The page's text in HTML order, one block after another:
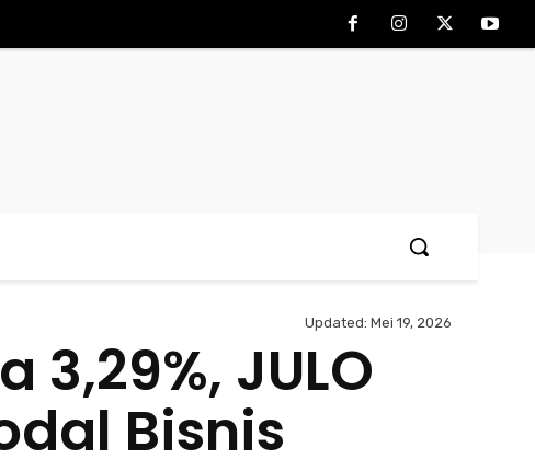
Updated: Mei 19, 2026
JULO
Bisnis